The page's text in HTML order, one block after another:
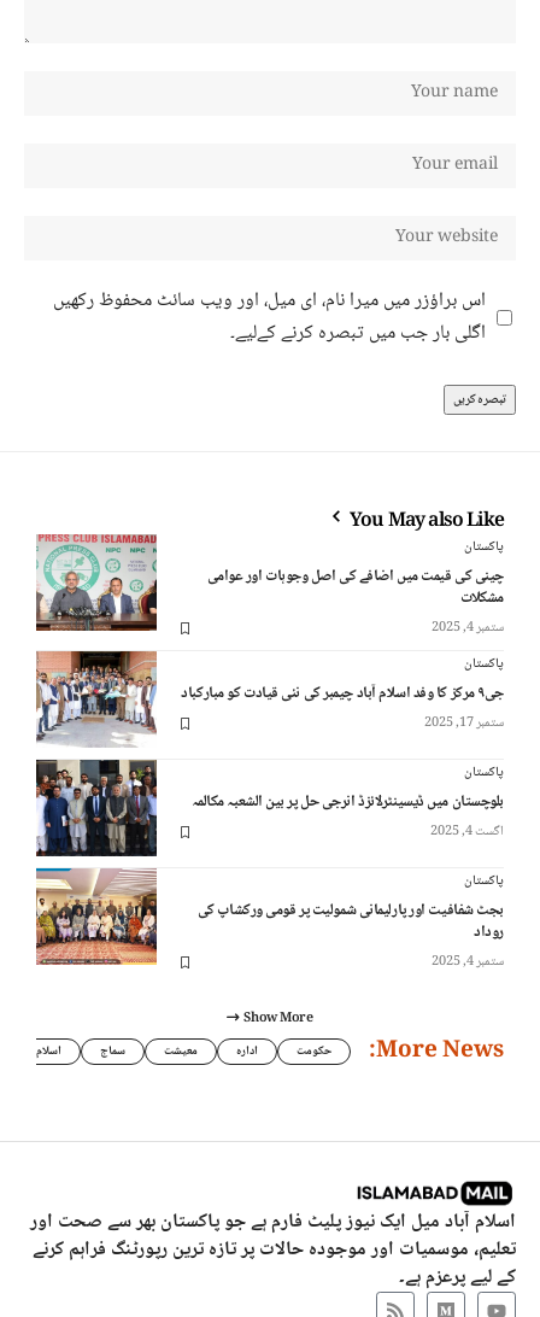
اس براؤزر میں میرا نام، ای میل، اور ویب سائٹ محفوظ رکھیں
اگلی بار جب میں تبصرہ کرنے کےلیے۔
You May also Like
پاکستان
چینی کی قیمت میں اضافے کی اصل وجوہات اور عوامی
مشکلات
ستمبر 4, 2025
پاکستان
جی۹ مرکز کا وفد اسلام آباد چیمبر کی نئی قیادت کو مبارکباد
ستمبر 17, 2025
پاکستان
بلوچستان میں ڈیسینٹرلائزڈ انرجی حل پر بین الشعبہ مکالمہ
اگست 4, 2025
پاکستان
بجٹ شفافیت اور پارلیمانی شمولیت پر قومی ورکشاپ کی
روداد
ستمبر 4, 2025
Show More
More News: حکومت ادارہ معیشت سماج اسلام
اسلام آباد میل ایک نیوز پلیٹ فارم ہے جو پاکستان بھر سے صحت اور
تعلیم، موسمیات اور موجودہ حالات پر تازہ ترین رپورٹنگ فراہم کرنے
کے لیے پرعزم ہے۔